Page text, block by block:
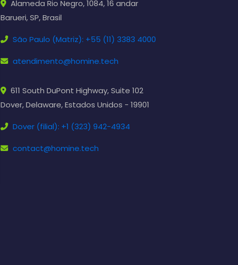
Alameda Rio Negro, 1084, 16 andar
Barueri, SP, Brasil
São Paulo (Matriz): +55 (11) 3383 4000
atendimento@homine.tech
611 South DuPont Highway, Suite 102
Dover, Delaware, Estados Unidos - 19901
Dover (filial): +1 (323) 942-4934
contact@homine.tech